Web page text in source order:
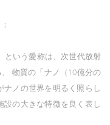
という愛称は、次世代放射
物質の「ナノ（10億分の
ナノの世界を明るく照らし
の大きな特徴を良く表し